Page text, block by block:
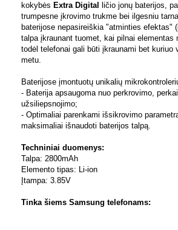
kokybės Extra Digital
ličio jonų baterijos,
trumpesne įkrovimo trukme bei ilgesniu
baterijose nepasireiškia "atminties efektas"
talpa įkraunant tuomet, kai pilnai elementas
todėl telefonai gali būti įkraunami bet kuriuo
metu.
Baterijose įmontuotų unikalių
- Baterija apsaugoma nuo perkrovimo,
užsiliepsnojimo;
- Optimaliai parenkami išsikrovimo
maksimaliai išnaudoti baterijos talpą.
Techniniai duomenys:
Talpa: 2800mAh
Elemento tipas: Li-ion
Įtampa: 3.85V
Tinka šiems Samsung telefonams: